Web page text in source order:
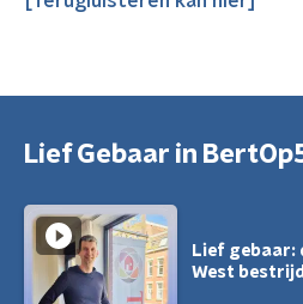
Lief Gebaar in
Lief gebaar:
West